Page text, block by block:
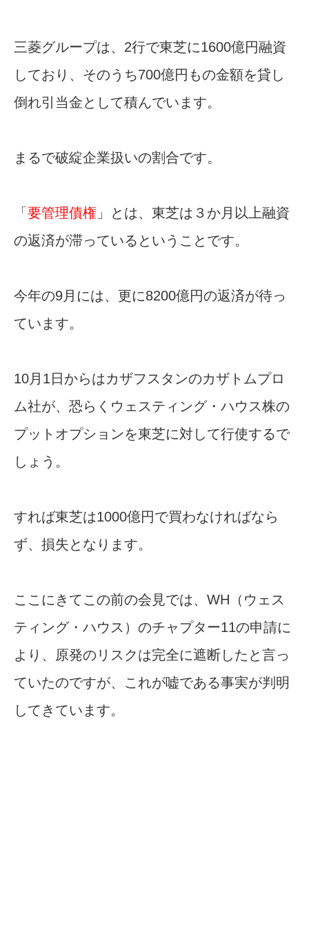
三菱グループは、2行で東芝に1600億円融資
しており、そのうち700億円もの金額を貸し
倒れ引当金として積んでいます。
まるで破綻企業扱いの割合です。
「 要管理債権 」とは、東芝は３か月以上融資
の返済が滞っているということです。
今年の9月には、更に8200億円の返済が待っ
ています。
10月1日からはカザフスタンのカザトムプロ
ム社が、恐らくウェスティング・ハウス株の
プットオプションを東芝に対して行使するで
しょう。
すれば東芝は1000億円で買わなければなら
ず、損失となります。
ここにきてこの前の会見では、WH（ウェス
ティング・ハウス）のチャプター11の申請に
より、原発のリスクは完全に遮断したと言っ
ていたのですが、これが嘘である事実が判明
してきています。